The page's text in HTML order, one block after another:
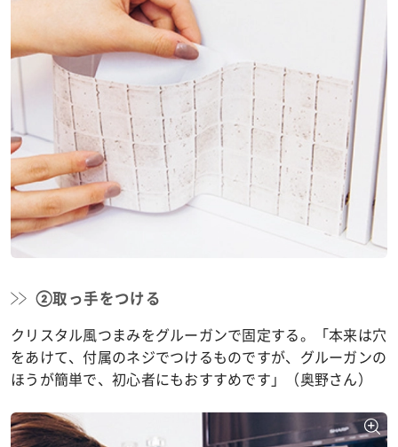
②取っ手をつける
クリスタル風つまみをグルーガンで固定する。「本来は穴
をあけて、付属のネジでつけるものですが、グルーガンの
ほうが簡単で、初心者にもおすすめです」（奥野さん）